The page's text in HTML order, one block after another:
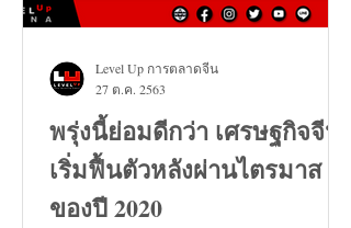
พรุ่งนี้ย่อมดีกว่า เศรษฐกิจจีน
เริ่มฟื้นตัวหลังผ่านไตรมาส 3
ของปี 2020
Level Up การตลาดจีน
27 ต.ค. 2563